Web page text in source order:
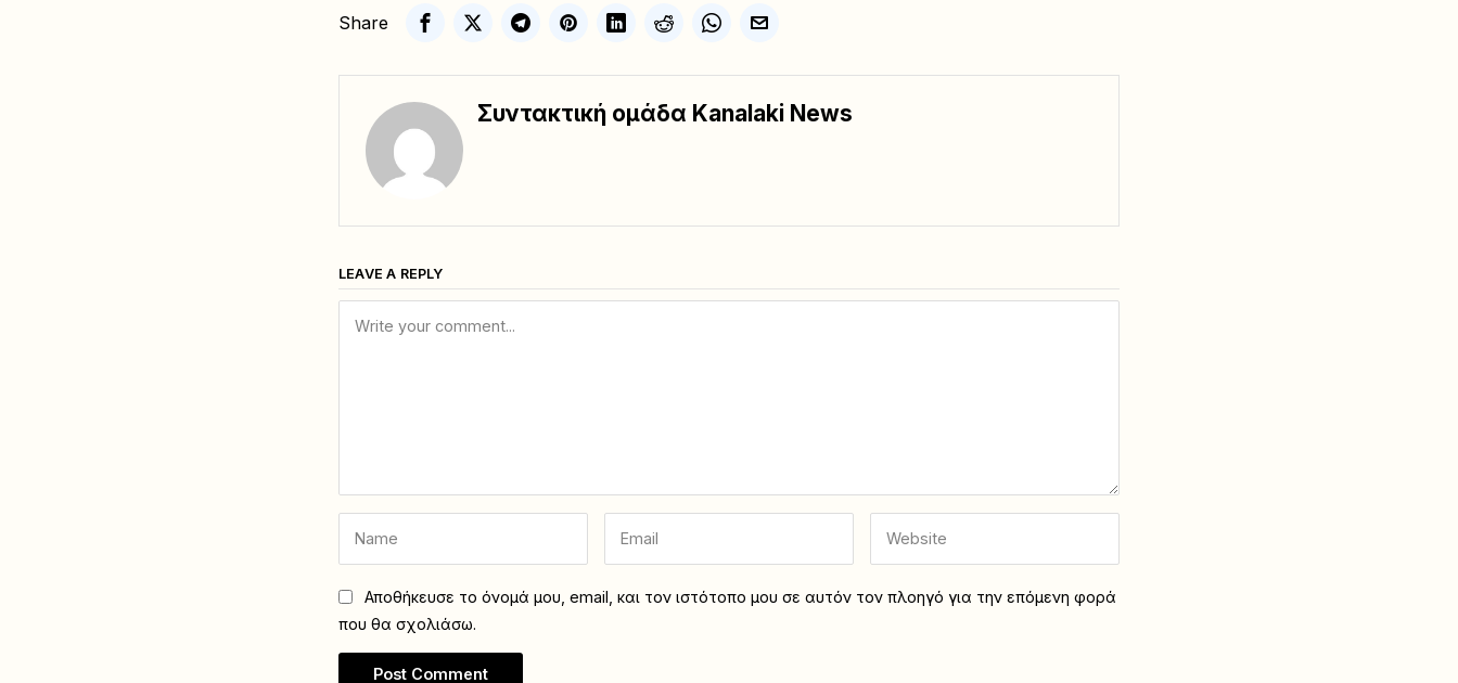
Share
Συντακτική ομάδα Kanalaki News
LEAVE A REPLY
Αποθήκευσε το όνομά μου, email, και τον ιστότοπο μου σε αυτόν τον πλοηγό για την επόμενη φορά
που θα σχολιάσω.